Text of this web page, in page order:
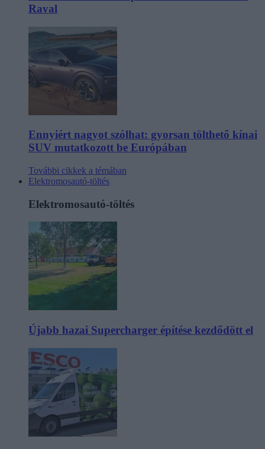
Raval
Ennyiért nagyot szólhat: gyorsan tölthető kínai
SUV mutatkozott be Európában
További cikkek a témában
Elektromosautó-töltés
Elektromosautó-töltés
Újabb hazai Supercharger építése kezdődött el